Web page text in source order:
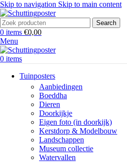
Skip to navigation Skip to main content
Search
0 items €0,00
Menu
0 items
Tuinposters
Aanbiedingen
Boeddha
Dieren
Doorkijkje
Eigen foto (in doorkijk)
Kerstdorp & Modelbouw
Landschappen
Museum collectie
Watervallen